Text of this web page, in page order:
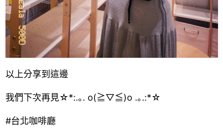
以上分享到這邊
我們下次再見☆*:.｡. o(≧▽≦)o .｡.:*☆
#台北咖啡廳